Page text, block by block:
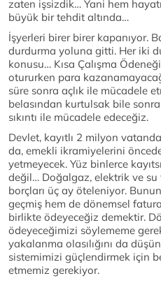
zaten işsizdik… Yani hem
büyük bir tehdit altında…
İşyerleri birer birer kapanıyor.
durdurma yoluna gitti. Her iki
konusu… Kısa Çalışma
otururken para
süre sonra açlık ile mücadele
belasından kurtulsak bile
sıkıntı ile mücadele edeceğiz.
Devlet, kayıtlı 2 milyon
da, emekli ikramiyelerini
yetmeyecek. Yüz binlerce
değil… Doğalgaz, elektrik ve
borçları üç ay öteleniyor.
geçmiş hem de dönemsel
birlikte ödeyeceğiz demektir.
ödeyeceğimizi söylememe
yakalanma olasılığını da
sistemimizi güçlendirmek için
etmemiz gerekiyor.